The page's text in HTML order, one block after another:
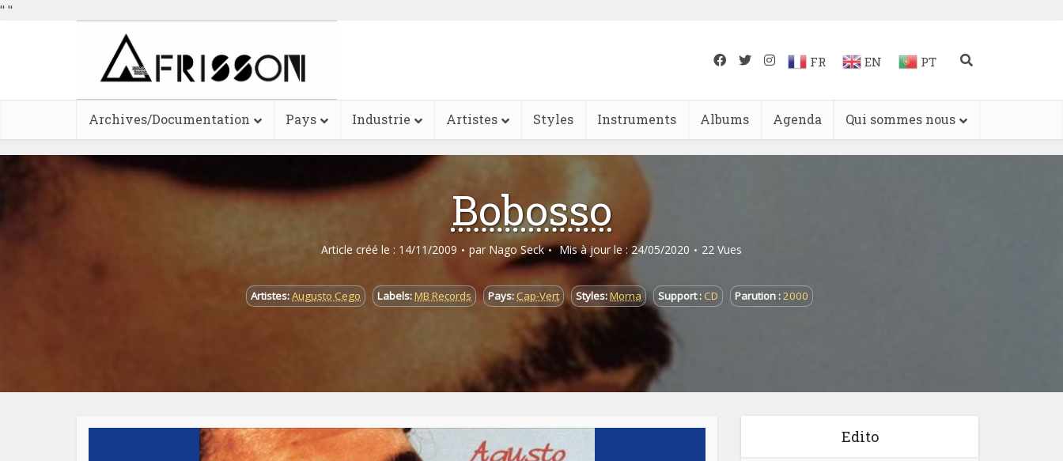
" "
FR EN PT
Archives/Documentation Pays Industrie Artistes Styles Instruments Albums Agenda Qui sommes nous
Bobosso
Article créé le : 14/11/2009 par Nago Seck Mis à jour le : 24/05/2020 22 Vues
Artistes:Augusto Cego Labels:MB Records Pays: Cap-Vert Styles:Morna Support : CD Parution :2000
Edito